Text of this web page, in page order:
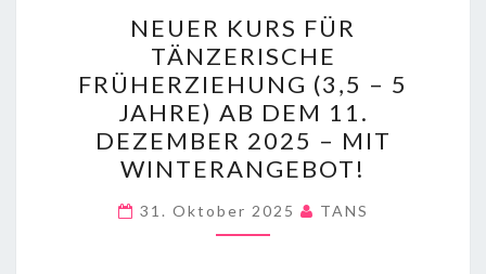
KURS
FÜR
TÄNZERISCHE
FRÜHERZIEHUNG
(3,5
–
5
JAHRE)
NEUER KURS FÜR
TÄNZERISCHE
FRÜHERZIEHUNG (3,5 – 5
JAHRE) AB DEM 11.
DEZEMBER 2025 – MIT
WINTERANGEBOT!
31. Oktober 2025 TANS